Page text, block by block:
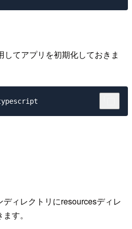
てアプリを初期化しておきま
ィレクトリにresourcesディレ
す。